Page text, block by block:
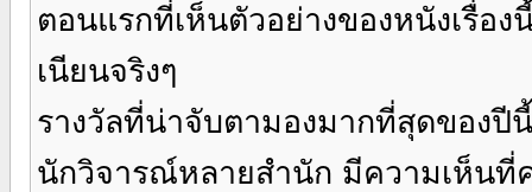
ตอนแรกที่เห็นตัวอย่างของหนังเรื่อ
เนียนจริงๆ
รางวัลที่น่าจับตามองมากที่สุดของปี
นักวิจารณ์หลายสำนัก มีความเห็นที่